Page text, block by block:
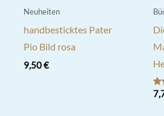
Neuheiten
handbesticktes Pater
Pio Bild rosa
9,50€
5.00